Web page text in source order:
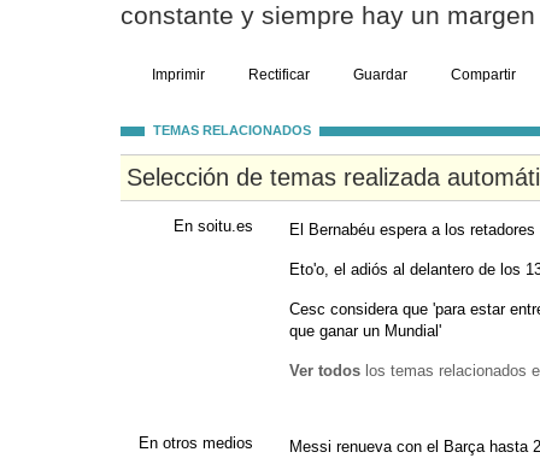
constante y siempre hay un
Imprimir Rectificar Guardar Compartir
TEMAS RELACIONADOS
Selección de temas realizada
En soitu.es El Bernabéu espera a los
Eto'o, el adiós al delantero de los
Cesc considera que 'para estar
que ganar un Mundial'
Ver todos los temas relacionados
En otros medios Messi renueva con el Barça hasta